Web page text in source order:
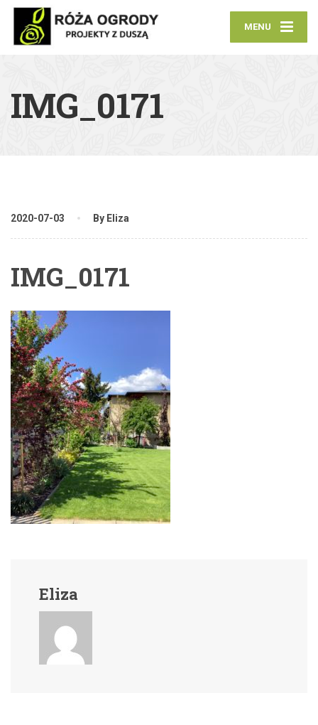
MENU
IMG_0171
2020-07-03 By Eliza
IMG_0171
Eliza